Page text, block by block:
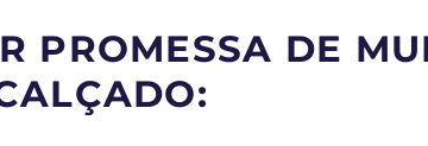
PROMESSA DE